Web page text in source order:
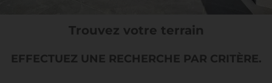
Trouvez votre terrain
EFFECTUEZ UNE RECHERCHE PAR CRITÈRE.